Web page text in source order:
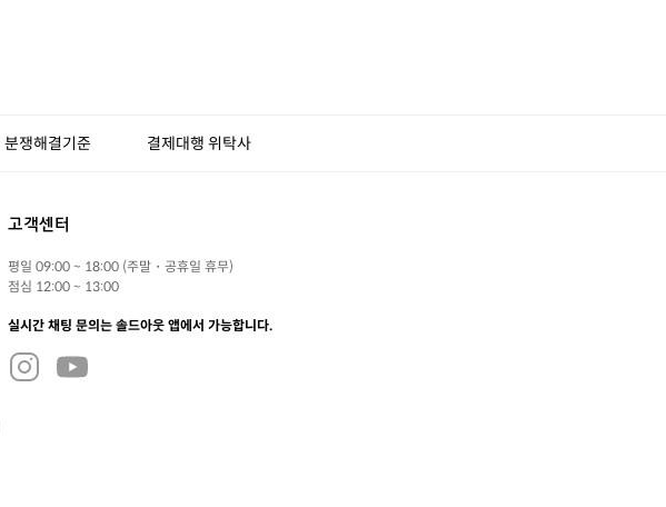
분쟁해결기준 결제대행 위탁사
고객센터
평일 09:00 ~ 18:00 (주말・공휴일 휴무)
점심 12:00 ~ 13:00
실시간 채팅 문의는 솔드아웃 앱에서 가능합니다.